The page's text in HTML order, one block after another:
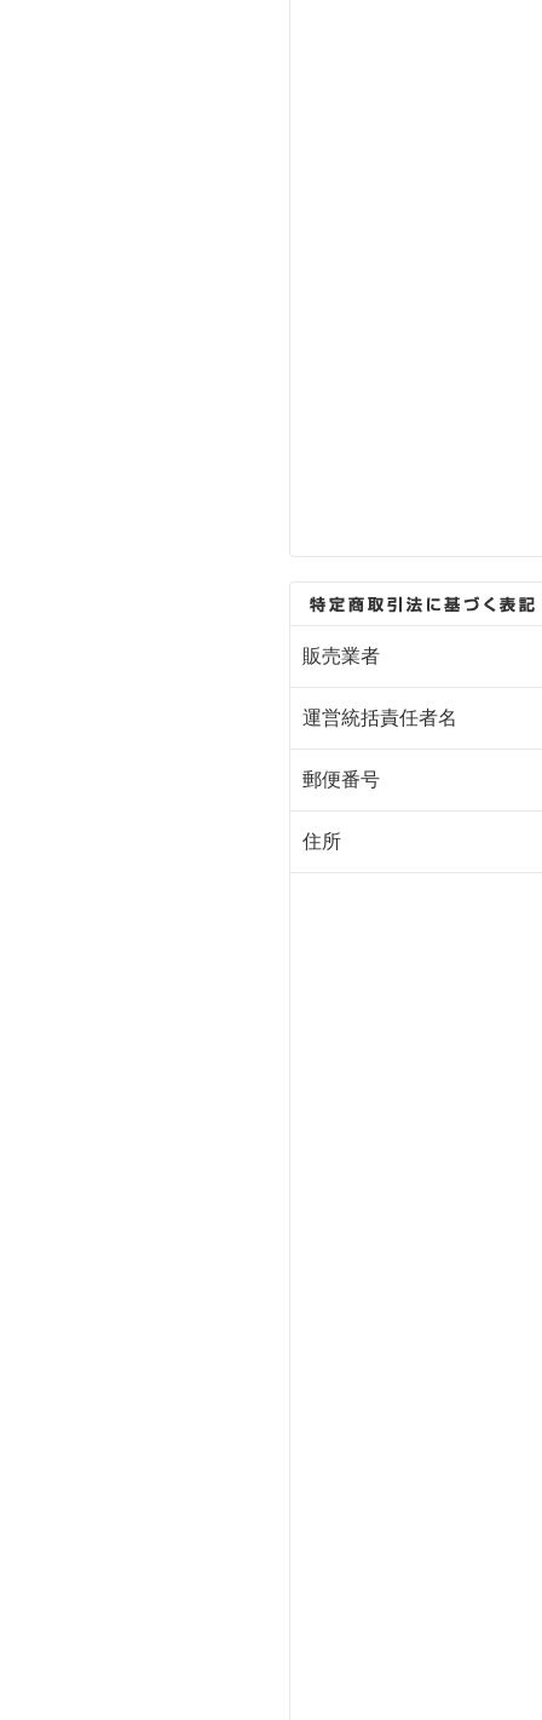
販売業者
運営統括責任者名
郵便番号
住所